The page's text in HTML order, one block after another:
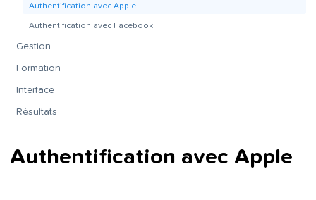
Authentification avec Apple
Authentification avec Facebook
Gestion
Formation
Interface
Résultats
Authentification avec Apple